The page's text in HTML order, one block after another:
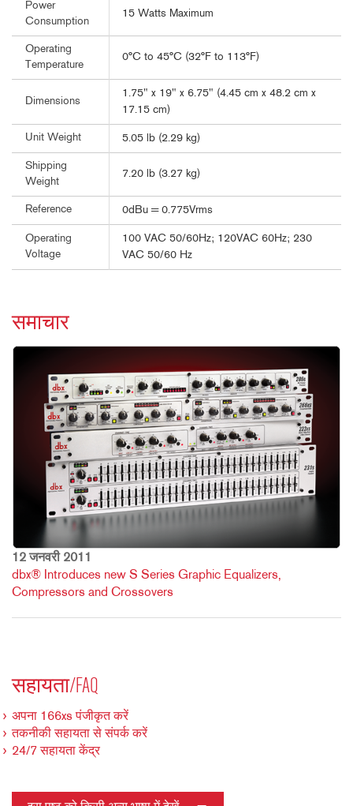
Power
Consumption
15 Watts Maximum
Operating
Temperature
0°C to 45°C (32°F to 113°F)
Dimensions
1.75" x 19" x 6.75" (4.45 cm x 48.2 cm x
17.15 cm)
Unit Weight 5.05 lb (2.29 kg)
Shipping
Weight
7.20 lb (3.27 kg)
Reference 0dBu = 0.775Vrms
Operating
Voltage
100 VAC 50/60Hz; 120VAC 60Hz; 230
VAC 50/60 Hz
समाचार
12 जनवरी 2011
dbx® Introduces new S Series Graphic Equalizers,
Compressors and Crossovers
सहायता/FAQ
अपना 166xs पंजीकृत करें
तकनीकी सहायता से संपर्क करें
24/7 सहायता केंद्र